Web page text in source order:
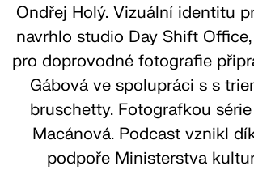
Ondřej Holý. Vizuální identitu
navrhlo studio Day Shift
pro doprovodné fotografie
Gábová ve spolupráci s s
bruschetty. Fotografkou
Macánová. Podcast vznikl
podpoře Ministerstva